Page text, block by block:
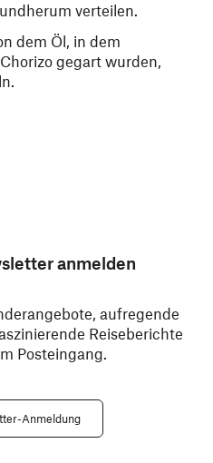
verteilen.
dem Öl, in dem
gegart wurden,
anmelden
aufregende
Reiseberichte
Posteingang.
Anmeldung